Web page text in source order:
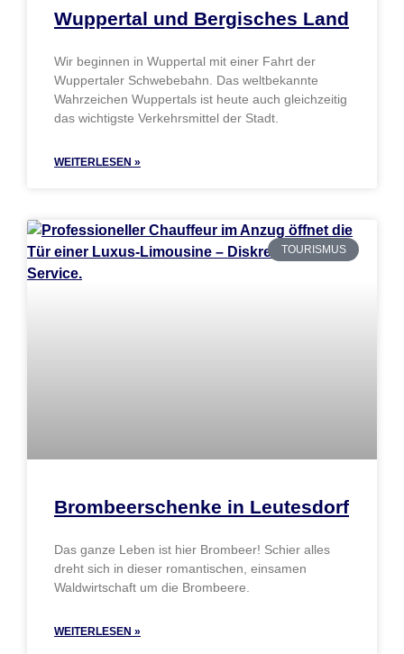
Wuppertal und Bergisches Land
Wir beginnen in Wuppertal mit einer Fahrt der
Wuppertaler Schwebebahn. Das weltbekannte
Wahrzeichen Wuppertals ist heute auch gleichzeitig
das wichtigste Verkehrsmittel der Stadt.
WEITERLESEN »
TOURISMUS
Brombeerschenke in Leutesdorf
Das ganze Leben ist hier Brombeer! Schier alles
dreht sich in dieser romantischen, einsamen
Waldwirtschaft um die Brombeere.
WEITERLESEN »